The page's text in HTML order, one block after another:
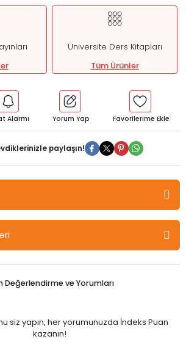
Üniversite Ders Kitapları
Tüm Ürünler
Alarmı Yorum Yap
paylaşın!
ve Çağdaş Gelişmeler - Özcan
Kitabevi
Değerlendirme ve Yorumları
siz yapın, her yorumunuzda İndeks Puan
kazanın!